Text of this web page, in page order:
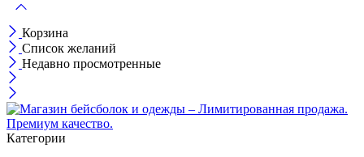
Корзина
Список желаний
Недавно просмотренные
Категории